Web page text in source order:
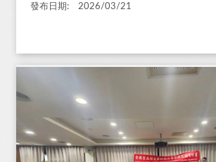
發布日期: 2026/03/21